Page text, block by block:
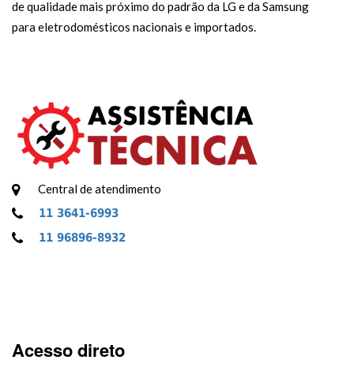
de qualidade mais próximo do padrão da LG e da Samsung
para eletrodomésticos nacionais e importados.
Central de atendimento
11 3641-6993
11 96896-8932
Acesso direto